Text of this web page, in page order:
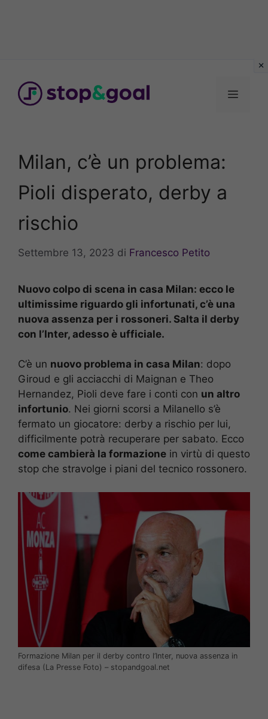
contenuto
Menu
Milan, c’è un problema:
Pioli disperato, derby a
rischio
Settembre 13, 2023 di Francesco Petito
Nuovo colpo di scena in casa Milan: ecco le
ultimissime riguardo gli infortunati, c’è una
nuova assenza per i rossoneri. Salta il derby
con l’Inter, adesso è ufficiale.
C’è un nuovo problema in casa Milan: dopo
Giroud e gli acciacchi di Maignan e Theo
Hernandez, Pioli deve fare i conti con un altro
infortunio. Nei giorni scorsi a Milanello s’è
fermato un giocatore: derby a rischio per lui,
difficilmente potrà recuperare per sabato. Ecco
come cambierà la formazione in virtù di questo
stop che stravolge i piani del tecnico rossonero.
Formazione Milan per il derby contro l’Inter, nuova assenza in
difesa (La Presse Foto) – stopandgoal.net